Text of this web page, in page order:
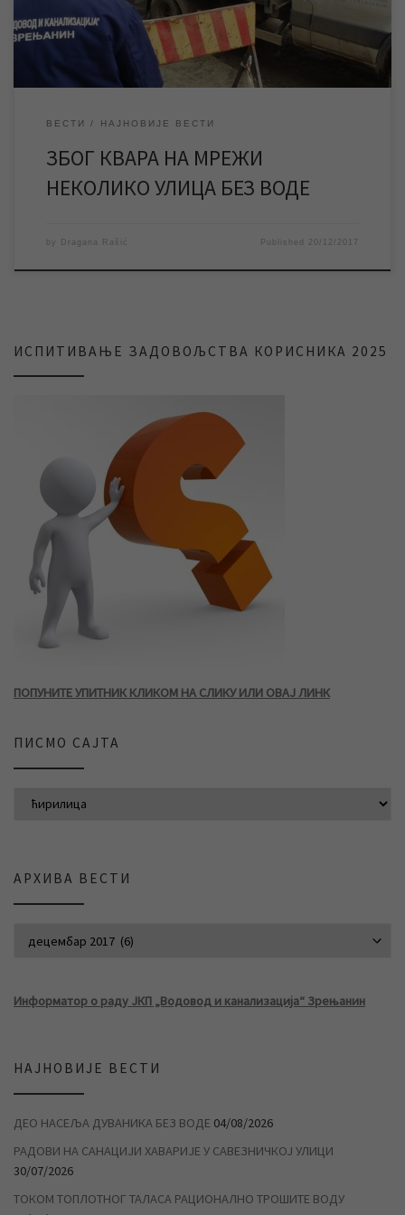
бити отклоњен, […]
ВЕСТИ НАЈНОВИЈЕ ВЕСТИ
ЗБОГ КВАРА НА МРЕЖИ
НЕКОЛИКО УЛИЦА БЕЗ ВОДЕ
by Dragana Rašić Published 20/12/2017
ИСПИТИВАЊЕ ЗАДОВОЉСТВА КОРИСНИКА 2025
ПОПУНИТЕ УПИТНИК КЛИКОМ НА СЛИКУ ИЛИ ОВАЈ ЛИНК
ПИСМО САЈТА
АРХИВА ВЕСТИ
Информатор о раду ЈКП „Водовод и канализација“ Зрењанин
НАЈНОВИЈЕ ВЕСТИ
ДЕО НАСЕЉА ДУВАНИКА БЕЗ ВОДЕ 04/08/2026
РАДОВИ НА САНАЦИЈИ ХАВАРИЈЕ У САВЕЗНИЧКОЈ УЛИЦИ
30/07/2026
ТОКОМ ТОПЛОТНОГ ТАЛАСА РАЦИОНАЛНО ТРОШИТЕ ВОДУ